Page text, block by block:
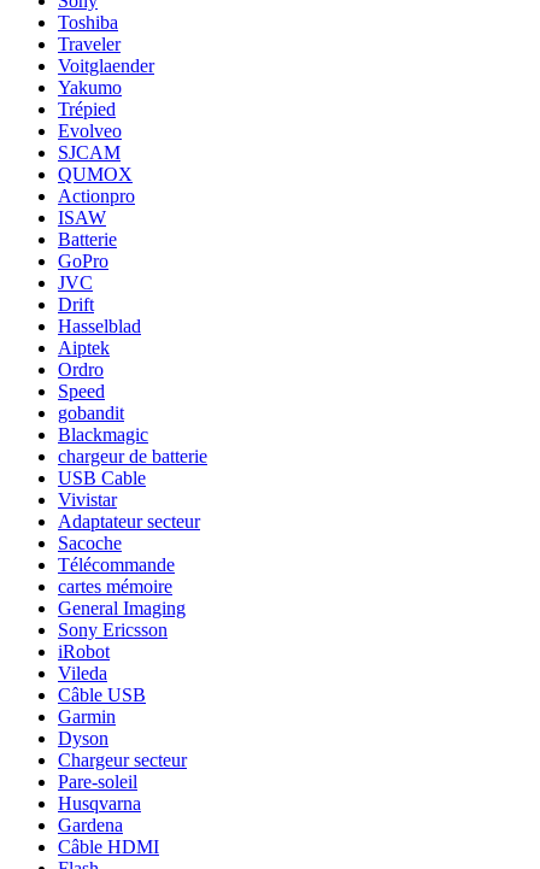
Toshiba
Traveler
Voitglaender
Yakumo
Trépied
Evolveo
SJCAM
QUMOX
Actionpro
ISAW
Batterie
GoPro
JVC
Drift
Hasselblad
Aiptek
Ordro
Speed
gobandit
Blackmagic
chargeur de batterie
USB Cable
Vivistar
Adaptateur secteur
Sacoche
Télécommande
cartes mémoire
General Imaging
Sony Ericsson
iRobot
Vileda
Câble USB
Garmin
Dyson
Chargeur secteur
Pare-soleil
Husqvarna
Gardena
Câble HDMI